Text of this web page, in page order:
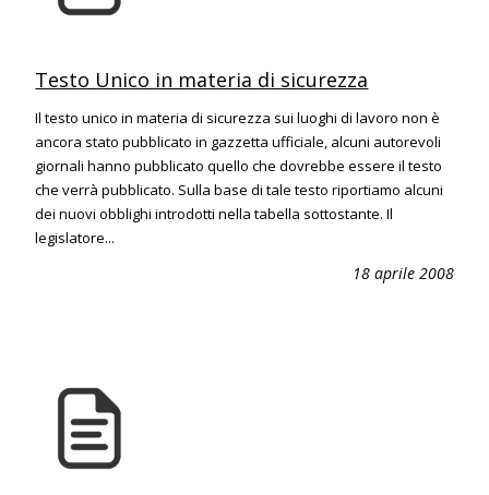
Testo Unico in materia di sicurezza
Il testo unico in materia di sicurezza sui luoghi di lavoro non è
ancora stato pubblicato in gazzetta ufficiale, alcuni autorevoli
giornali hanno pubblicato quello che dovrebbe essere il testo
che verrà pubblicato. Sulla base di tale testo riportiamo alcuni
dei nuovi obblighi introdotti nella tabella sottostante. Il
legislatore...
18 aprile 2008